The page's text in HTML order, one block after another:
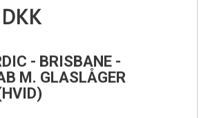
DKK
- BRISBANE -
M. GLASLÅGER